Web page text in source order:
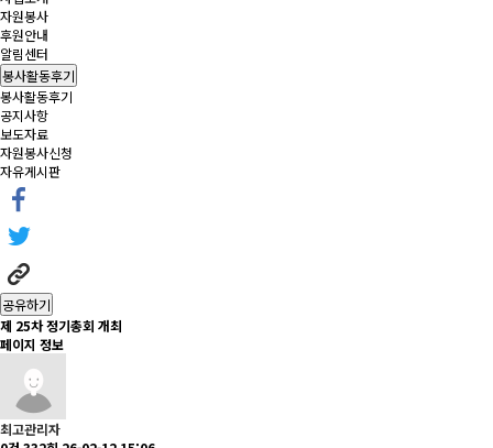
자원봉사
후원안내
알림센터
봉사활동후기
봉사활동후기
공지사항
보도자료
자원봉사신청
자유게시판
공유하기
제 25차 정기총회 개최
페이지 정보
최고관리자